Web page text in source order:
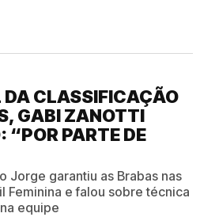
DA CLASSIFICAÇÃO
GABI ZANOTTI
“POR PARTE DE
Jorge garantiu as Brabas nas
Feminina e falou sobre técnica
equipe